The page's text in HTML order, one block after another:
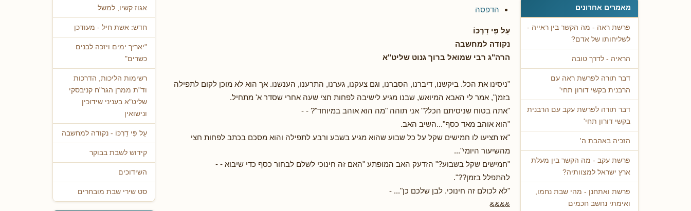
מאמרים אחרונים
פרשת ראה - מה הקשר בין ראייה -
לשליחותו של אדם?
הראיה - לדרך טובה
דבר תורה לפרשת ראה עם
הרבנית בקשי דורון תחי'
דבר תורה לפרשת עקב עם הרבנית
בקשי דורון תחי'
הזכיה באהבת ה'
פרשת עקב - מה הקשר בין מעלת
ארץ ישראל למצוותיה?
פרשת ואתחנן - מהי שבת נחמו,
ואימתי נחשב חכמים
הדפסה
עַל פִּי דַרְכּוֹ
נקודה למחשבה
הרה"ג רבי שמואל ברוך גנוט שליט"א
"ניסינו את הכל. ביקשנו, דיברנו, הסברנו, וגם צעקנו, גערנו, התרענו, הענשנו. אך הוא לא מוכן לקום לתפילה
בזמן", אמר לי האבא המיואש, שבנו מגיע לישיבה לפחות חצי שעה אחרי שסדר א' מתחיל.
"אתה בטוח שניסיתם הכל?" אני תוהה "מה הוא אוהב במיוחד"? - -
"הוא אוהב מאד כסף"...השיב האב.
"אז תציעו לו חמישים שקל על כל שבוע שהוא מגיע בשבע ורבע לתפילה והוא מסכם בכתב לפחות חצי
מהשיעור היומי"...
"חמישים שקל בשבוע?" הזדעק האב המופתע "האם זה חינוכי לשלם לבחור כסף כדי שיבוא - -
להתפלל בזמן??".
"לא לכולם זה חינוכי. לבן שלכם כן"... -
&&&&
אגוז קשיו, למשל
חדש: אשת חיל - מעודכן
"יאריך ימים ויזכה לבנים
כשרים"
רשימות הליכות, הדרכות
וד"ת ממרן הגר"ח קניבסקי
שליט"א בעניני שידוכין
ונישואין
עַל פִּי דַרְכּוֹ - נקודה למחשבה
קידוש לשבת בבוקר
השידוכים
סט שירי שבת מובחרים